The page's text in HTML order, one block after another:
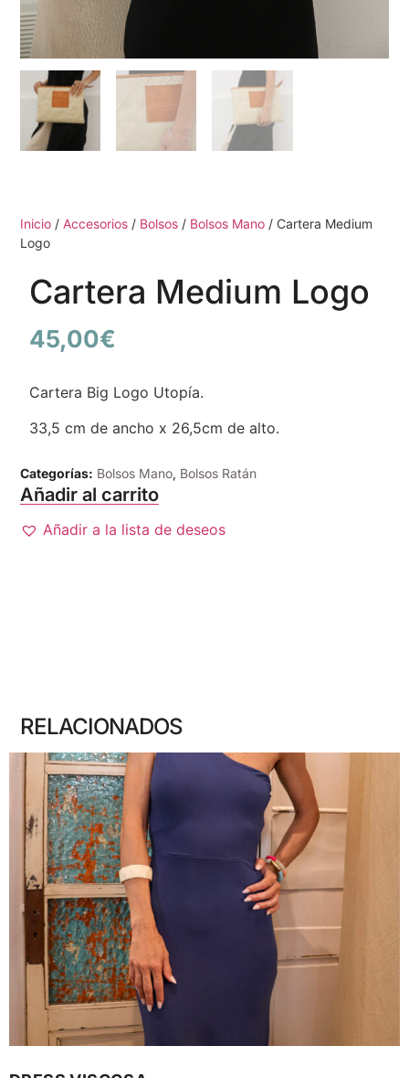
Inicio / Accesorios / Bolsos / Bolsos Mano / Cartera Medium
Logo
Cartera Medium Logo
45,00€
Cartera Big Logo Utopía.
33,5 cm de ancho x 26,5cm de alto.
Categorías: Bolsos Mano, Bolsos Ratán
Añadir al carrito
Añadir a la lista de deseos
RELACIONADOS